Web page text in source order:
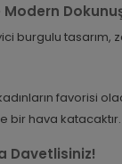
Modern
burgulu tasarım,
favorisi
bir hava katacaktır.
Davetlisiniz!